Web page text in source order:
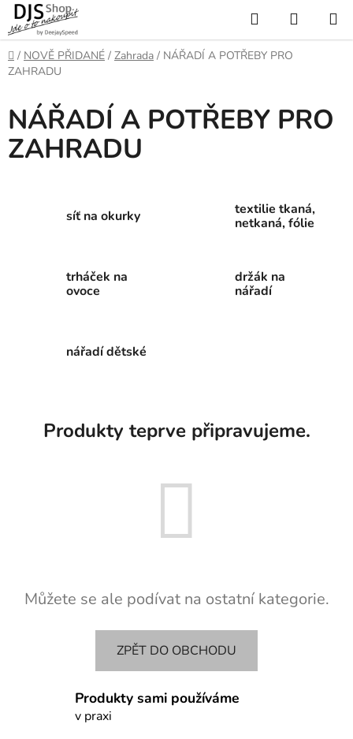
Přejít
na
obsah
Hledat
KOŠÍK
Domů
/ NOVĚ PŘIDANÉ / Zahrada / NÁŘADÍ A POTŘEBY PRO
ZAHRADU
NÁŘADÍ A POTŘEBY PRO
ZAHRADU
síť na okurky
textilie tkaná,
netkaná, fólie
trháček na
ovoce
držák na
nářadí
nářadí dětské
Produkty teprve připravujeme.
Můžete se ale podívat na ostatní kategorie.
ZPĚT DO OBCHODU
Produkty sami používáme
v praxi